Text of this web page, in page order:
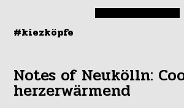
#kiezköpfe
Notes of Neukölln:
herzerwärmend